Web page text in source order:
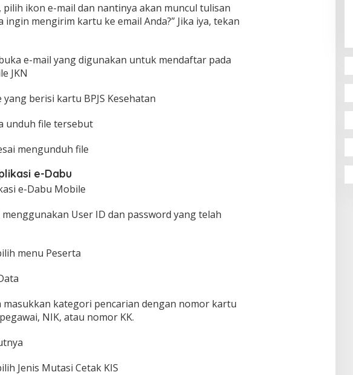
pilih ikon e-mail dan nantinya akan muncul tulisan
ingin mengirim kartu ke email Anda?” Jika iya, tekan
e-mail yang digunakan untuk mendaftar pada
JKN
yang berisi kartu BPJS Kesehatan
unduh file tersebut
mengunduh file
e-Dabu
e-Dabu Mobile
menggunakan User ID dan password yang telah
menu Peserta
masukkan kategori pencarian dengan nomor kartu
NIK, atau nomor KK.
Jenis Mutasi Cetak KIS